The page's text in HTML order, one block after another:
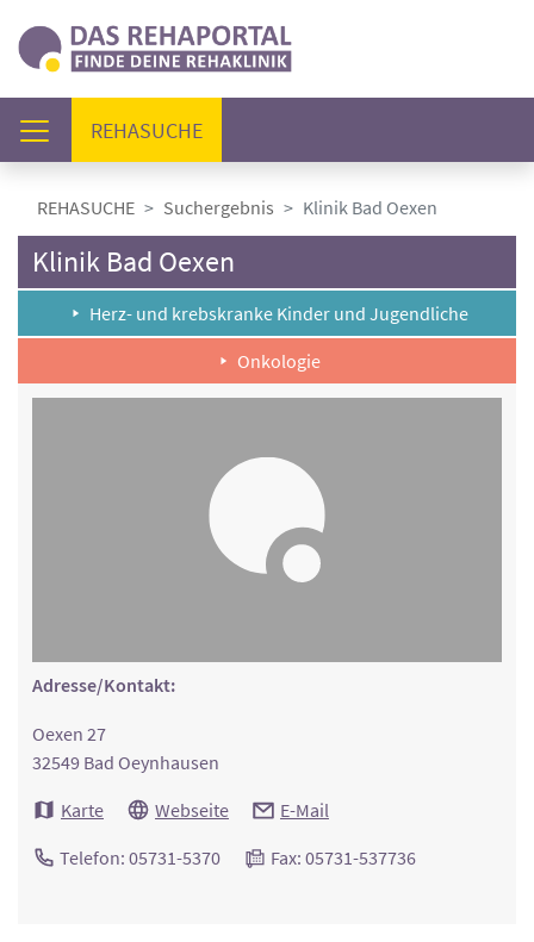
REHASUCHE(AKTUELL)
REHASUCHE Suchergebnis Klinik Bad Oexen
Klinik Bad Oexen
Herz- und krebskranke Kinder und Jugendliche
Onkologie
Adresse/Kontakt:
Oexen 27
32549 Bad Oeynhausen
Karte
Webseite E-Mail
Telefon: 05731-5370 Fax: 05731-537736